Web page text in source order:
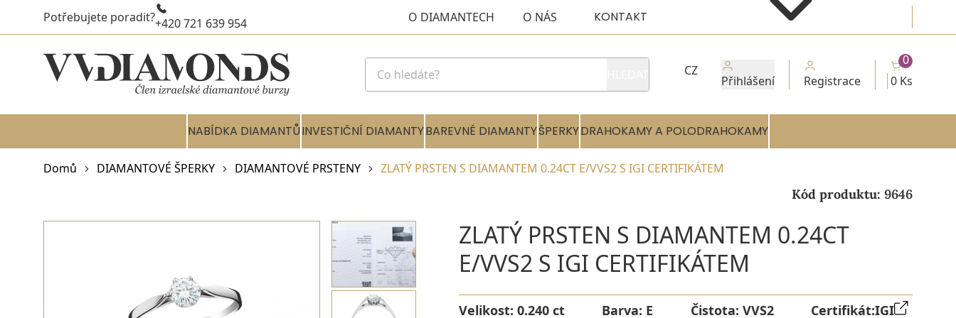
Potřebujete poradit?+420 721 639 954 O DIAMANTECH O NÁS KONTAKT
CZ
Přihlášení Registrace 0 Ks
0
NABÍDKA DIAMANTŮINVESTIČNÍ DIAMANTYBAREVNÉ DIAMANTYŠPERKYDRAHOKAMY A POLODRAHOKAMY
Domů DIAMANTOVÉ ŠPERKY DIAMANTOVÉ PRSTENY ZLATÝ PRSTEN S DIAMANTEM 0.24CT E/VVS2 S IGI CERTIFIKÁTEM
Kód produktu: 9646
ZLATÝ PRSTEN S DIAMANTEM 0.24CT
E/VVS2 S IGI CERTIFIKÁTEM
Velikost: 0.240 ct Barva: E Čistota: VVS2 Certifikát:IGI